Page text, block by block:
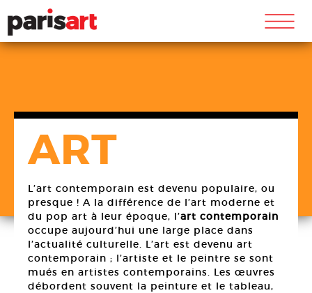
m
ART
L’art contemporain est devenu populaire, ou
presque ! A la différence de l’art moderne et
du pop art à leur époque, l’art contemporain
occupe aujourd’hui une large place dans
l’actualité culturelle. L’art est devenu art
contemporain ; l’artiste et le peintre se sont
mués en artistes contemporains. Les œuvres
débordent souvent la peinture et le tableau,